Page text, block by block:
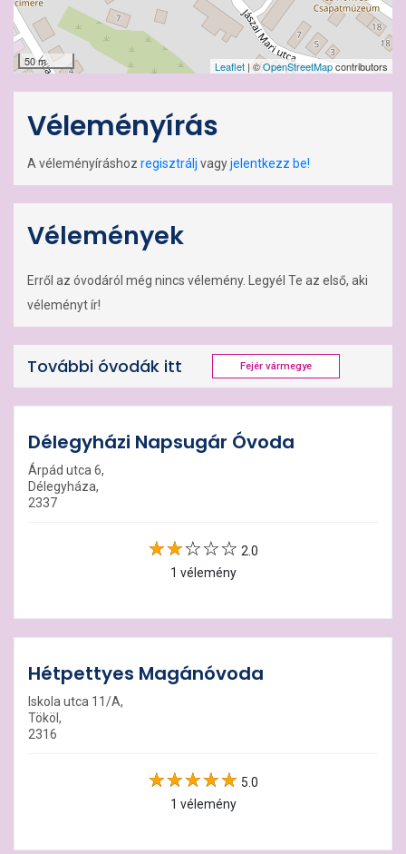
50 m Leaflet | ©OpenStreetMapcontributors
Véleményírás
A véleményíráshoz regisztrálj vagyjelentkezz be!
Vélemények
Erről az óvodáról még nincs vélemény. Legyél Te az első, aki
véleményt ír!
További óvodák itt Fejér vármegye
Délegyházi Napsugár Óvoda
Árpád utca 6,
Délegyháza,
2337
2.0
1 vélemény
Hétpettyes Magánóvoda
Iskola utca 11/A,
Tököl,
2316
5.0
1 vélemény